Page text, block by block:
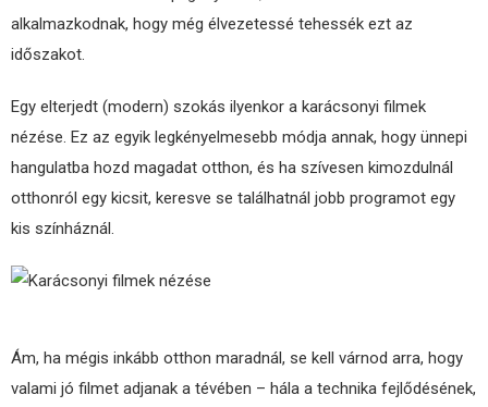
alkalmazkodnak, hogy még élvezetessé tehessék ezt az
időszakot.
Egy elterjedt (modern) szokás ilyenkor a karácsonyi filmek
nézése. Ez az egyik legkényelmesebb módja annak, hogy ünnepi
hangulatba hozd magadat otthon, és ha szívesen kimozdulnál
otthonról egy kicsit, keresve se találhatnál jobb programot egy
kis színháznál.
Ám, ha mégis inkább otthon maradnál, se kell várnod arra, hogy
valami jó filmet adjanak a tévében – hála a technika fejlődésének,